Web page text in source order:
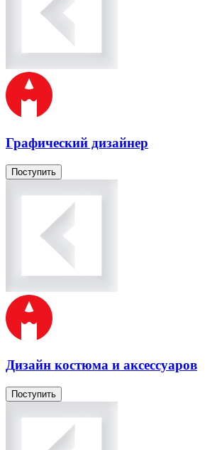
Графический дизайнер
Поступить
Дизайн костюма и аксессуаров
Поступить